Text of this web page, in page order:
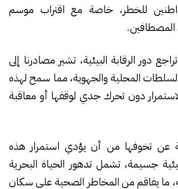
للخطر، خاصة مع اقتراب موسم
المصطافين.
دور الرقابة البيئية، تشير مصادرنا إلى
المحلية والجهوية، مما سمح لهذه
دون تحرك جدي لوقفها أو معاقبة
عن تخوفها من أن يؤدي استمرار هذه
جسيمة، تشمل تدهور الحياة البحرية
ما يفاقم من المخاطر الصحية على سكان